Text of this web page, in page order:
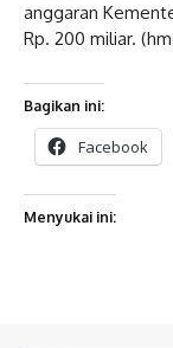
anggaran
Rp. 200 miliar.
Bagikan ini:
Facebook
Menyukai ini: